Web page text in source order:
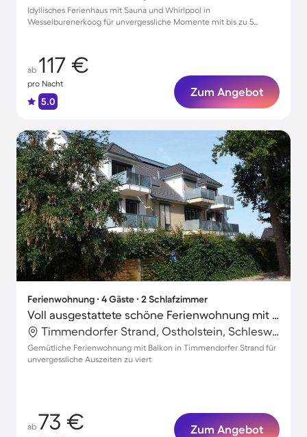
Idyllisches Ferienhaus mit Sauna und Whirlpool in
Wesselburenerkoog für unvergessliche Momente mit bis zu 5
ab 117 €
pro Nacht
5.0
Zum Angebot
Ferienwohnung ∙ 4 Gäste ∙ 2 Schlafzimmer
Voll ausgestattete schöne Ferienwohnung mit Terrasse
Timmendorfer Strand, Ostholstein, Schleswig-Holstein
Gemütliche Ferienwohnung mit Balkon in Timmendorfer Strand für
unvergessliche Auszeiten zu viert
ab 73 € Zum Angebot